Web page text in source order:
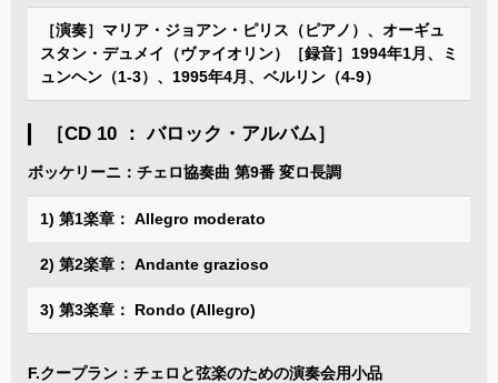
［演奏］マリア・ジョアン・ピリス（ピアノ）、オーギュ
スタン・デュメイ（ヴァイオリン）［録音］1994年1月、ミ
ュンヘン（1-3）、1995年4月、ベルリン（4-9）
［CD 10 ： バロック・アルバム］
ボッケリーニ：チェロ協奏曲 第9番 変ロ長調
1) 第1楽章： Allegro moderato
2) 第2楽章： Andante grazioso
3) 第3楽章： Rondo (Allegro)
F.クープラン：チェロと弦楽のための演奏会用小品